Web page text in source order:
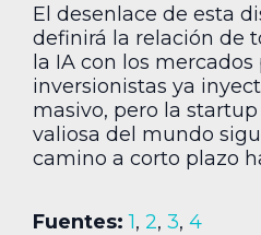
El desenlace de esta
definirá la relación de
la IA con los mercados
inversionistas ya
masivo, pero la
valiosa del mundo
camino a corto plazo
Fuentes: 1, 2, 3, 4